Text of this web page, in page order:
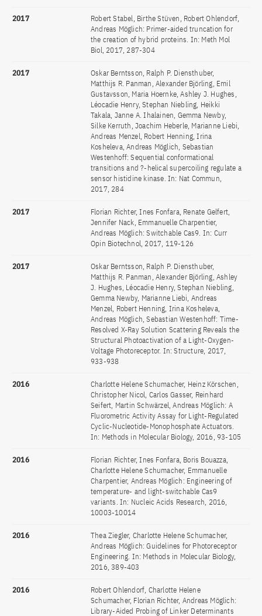
2017
Robert Stabel, Birthe Stüven, Robert Ohlendorf,
Andreas Möglich: Primer-aided truncation for
the creation of hybrid proteins. In: Meth Mol
Biol, 2017, 287-304
2017
Oskar Berntsson, Ralph P. Diensthuber,
Matthijs R. Panman, Alexander Björling, Emil
Gustavsson, Maria Hoernke, Ashley J. Hughes,
Léocadie Henry, Stephan Niebling, Heikki
Takala, Janne A. Ihalainen, Gemma Newby,
Silke Kerruth, Joachim Heberle, Marianne Liebi,
Andreas Menzel, Robert Henning, Irina
Kosheleva, Andreas Möglich, Sebastian
Westenhoff: Sequential conformational
transitions and ?-helical supercoiling regulate a
sensor histidine kinase. In: Nat Commun,
2017, 284
2017
Florian Richter, Ines Fonfara, Renate Gelfert,
Jennifer Nack, Emmanuelle Charpentier,
Andreas Möglich: Switchable Cas9. In: Curr
Opin Biotechnol, 2017, 119-126
2017
Oskar Berntsson, Ralph P. Diensthuber,
Matthijs R. Panman, Alexander Björling, Ashley
J. Hughes, Léocadie Henry, Stephan Niebling,
Gemma Newby, Marianne Liebi, Andreas
Menzel, Robert Henning, Irina Kosheleva,
Andreas Möglich, Sebastian Westenhoff: Time-
Resolved X-Ray Solution Scattering Reveals the
Structural Photoactivation of a Light-Oxygen-
Voltage Photoreceptor. In: Structure, 2017,
933-938
2016
Charlotte Helene Schumacher, Heinz Körschen,
Christopher Nicol, Carlos Gasser, Reinhard
Seifert, Martin Schwärzel, Andreas Möglich: A
Fluorometric Activity Assay for Light-Regulated
Cyclic-Nucleotide-Monophosphate Actuators.
In: Methods in Molecular Biology, 2016, 93-105
2016
Florian Richter, Ines Fonfara, Boris Bouazza,
Charlotte Helene Schumacher, Emmanuelle
Charpentier, Andreas Möglich: Engineering of
temperature- and light-switchable Cas9
variants. In: Nucleic Acids Research, 2016,
10003-10014
2016
Thea Ziegler, Charlotte Helene Schumacher,
Andreas Möglich: Guidelines for Photoreceptor
Engineering. In: Methods in Molecular Biology,
2016, 389-403
2016
Robert Ohlendorf, Charlotte Helene
Schumacher, Florian Richter, Andreas Möglich:
Library-Aided Probing of Linker Determinants